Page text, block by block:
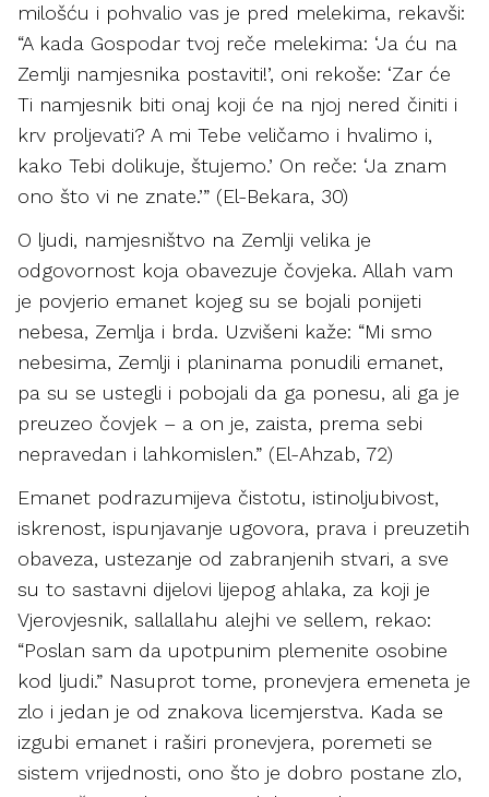
milošću i pohvalio vas je pred melekima, rekavši:
“A kada Gospodar tvoj reče melekima: ‘Ja ću na
Zemlji namjesnika postaviti!’, oni rekoše: ‘Zar će
Ti namjesnik biti onaj koji će na njoj nered činiti i
krv proljevati? A mi Tebe veličamo i hvalimo i,
kako Tebi dolikuje, štujemo.’ On reče: ‘Ja znam
ono što vi ne znate.’” (El-Bekara, 30)
O ljudi, namjesništvo na Zemlji velika je
odgovornost koja obavezuje čovjeka. Allah vam
je povjerio emanet kojeg su se bojali ponijeti
nebesa, Zemlja i brda. Uzvišeni kaže: “Mi smo
nebesima, Zemlji i planinama ponudili emanet,
pa su se ustegli i pobojali da ga ponesu, ali ga je
preuzeo čovjek – a on je, zaista, prema sebi
nepravedan i lahkomislen.” (El-Ahzab, 72)
Emanet podrazumijeva čistotu, istinoljubivost,
iskrenost, ispunjavanje ugovora, prava i preuzetih
obaveza, ustezanje od zabranjenih stvari, a sve
su to sastavni dijelovi lijepog ahlaka, za koji je
Vjerovjesnik, sallallahu alejhi ve sellem, rekao:
“Poslan sam da upotpunim plemenite osobine
kod ljudi.” Nasuprot tome, pronevjera emeneta je
zlo i jedan je od znakova licemjerstva. Kada se
izgubi emanet i raširi pronevjera, poremeti se
sistem vrijednosti, ono što je dobro postane zlo,